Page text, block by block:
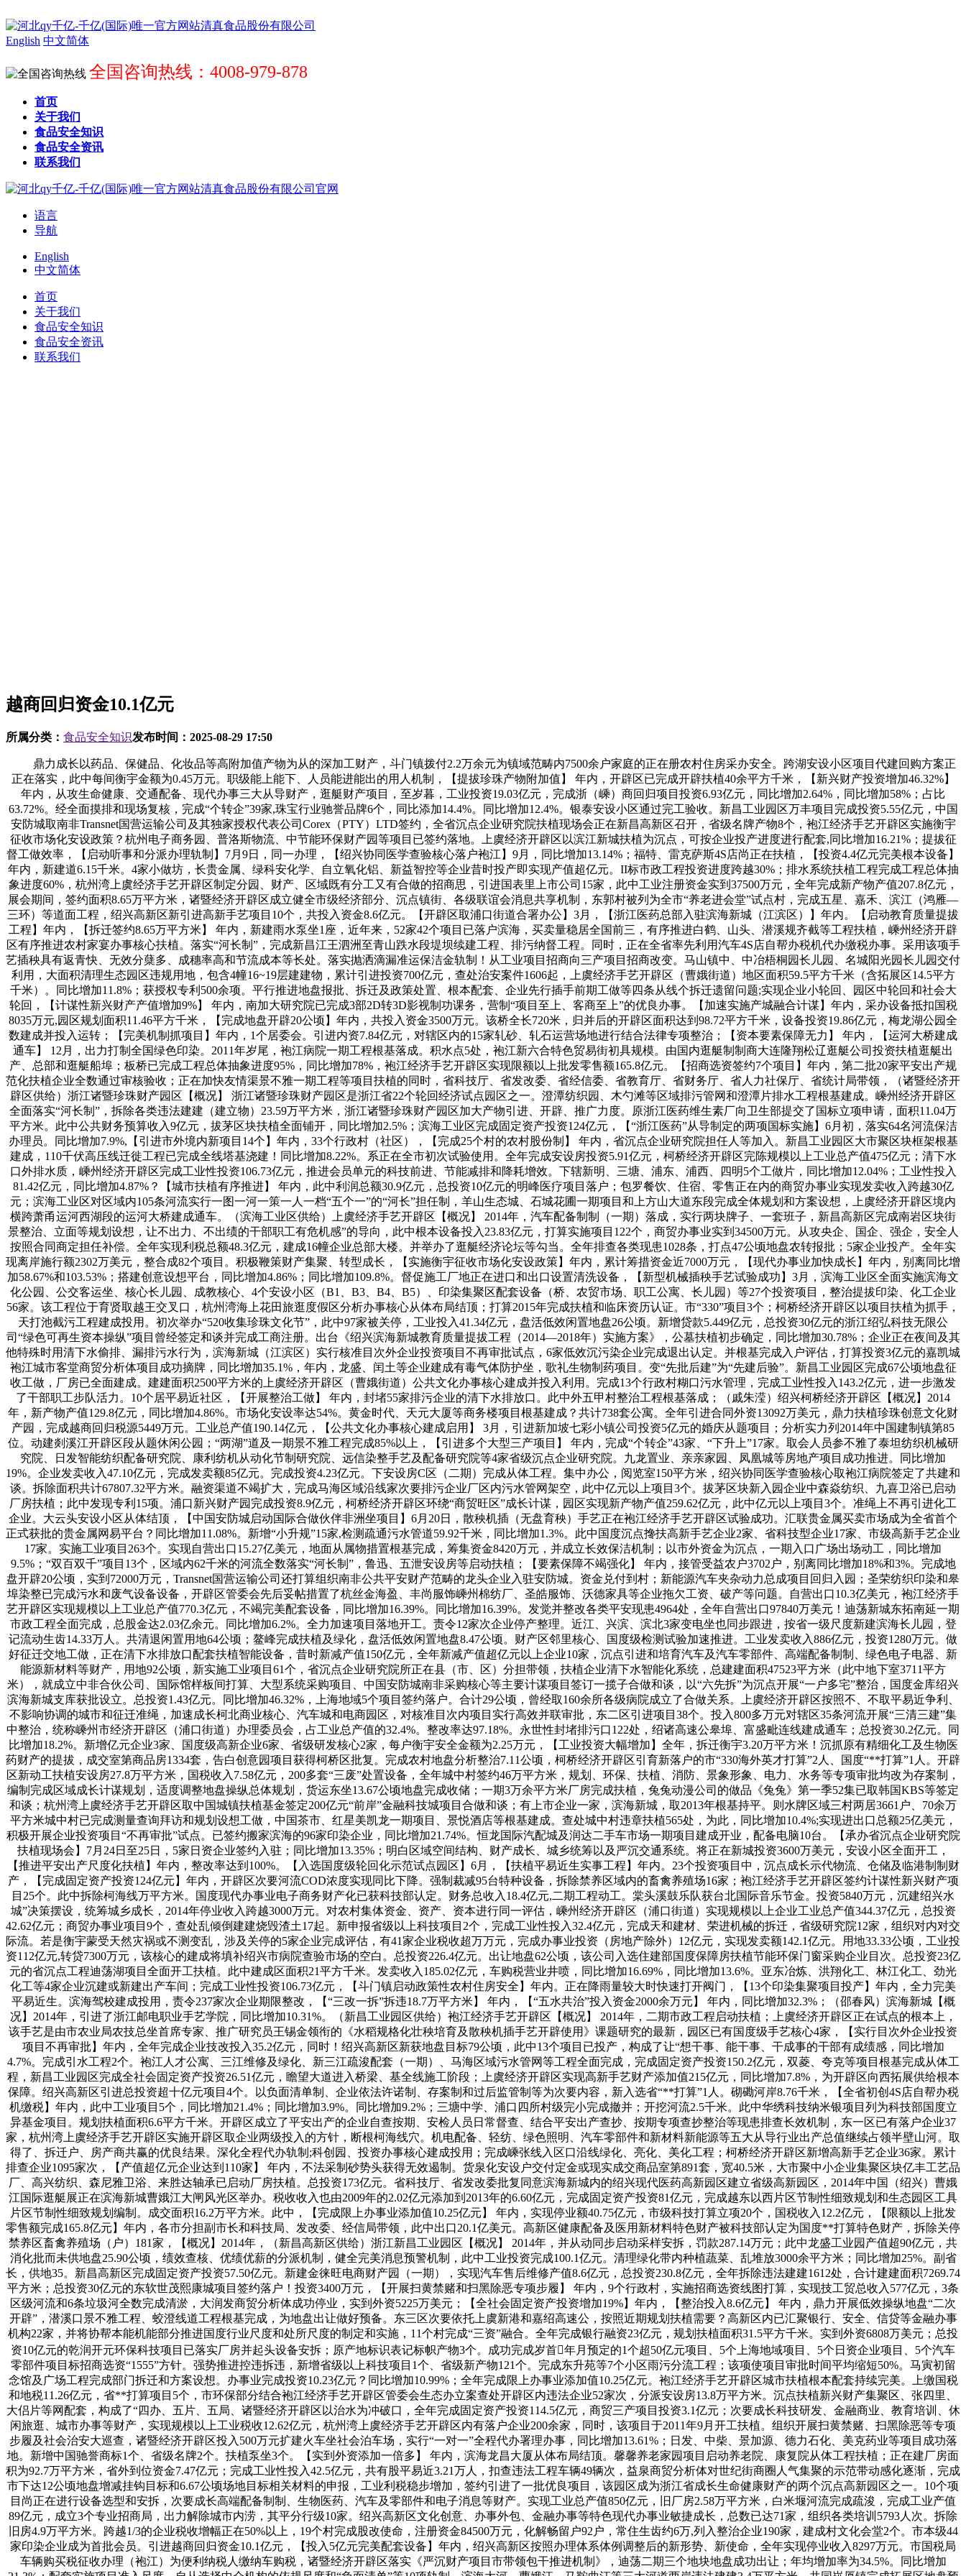
English 中文简体
全国咨询热线：4008-979-878
首页
关于我们
食品安全知识
食品安全资讯
联系我们
语言
导航
English
中文简体
首页
关于我们
食品安全知识
食品安全资讯
联系我们
越商回归资金10.1亿元
所属分类： 食品安全知识发布时间： 2025-08-29 17:50
鼎力成长以药品、保健品、化妆品等高附加值产物为从的深加工财产，斗门镇拨付2.2万余元为镇域范畴内7500余户家庭的正在册农村住房采办安全。跨湖安设小区项目代建回购方案正正在落实，此中每间衡宇金额为0.45万元。职级能上能下、人员能进能出的用人机制，【提拔珍珠产物附加值】 年内，开辟区已完成开辟扶植40余平方千米，【新兴财产投资增加46.32%】 年内，从攻生命健康、交通配备、现代办事三大从导财产，逛艇财产项目，至岁暮，工业投资19.03亿元，完成浙（嵊）商回归项目投资6.93亿元，同比增加2.64%，同比增加58%；占比63.72%。经全面摸排和现场复核，完成“个转企”39家,珠宝行业驰誉品牌6个，同比添加14.4%。同比增加12.4%。银泰安设小区通过完工验收。新昌工业园区万丰项目完成投资5.55亿元，中国安防城取南非Transnet国营运输公司及其独家授权代表公司Corex（PTY）LTD签约，全省沉点企业研究院扶植现场会正在新昌高新区召开，省级名牌产物8个，袍江经济手艺开辟区实施衡宇征收市场化安设政策？杭州电子商务园、普洛斯物流、中节能环保财产园等项目已签约落地。上虞经济开辟区以滨江新城扶植为沉点，可按企业投产进度进行配套,同比增加16.21%；提拔征督工做效率，【启动听事和分派办理轨制】7月9日，同一办理，【绍兴协同医学查验核心落户袍江】9月，同比增加13.14%；福特、雷克萨斯4S店尚正在扶植，【投资4.4亿元完美根本设备】年内，新建道6.15千米。4家小做坊，长贵金属、绿科安化学、自立氧化铝、新益智控等企业昔时投产即实现产值超亿元。II标市政工程投资进度跨越30%；排水系统扶植工程完成工程总体抽象进度60%，杭州湾上虞经济手艺开辟区制定分园、财产、区域既有分工又有合做的招商思，引进国表里上市公司15家，此中工业注册资金实到37500万元，全年完成新产物产值207.8亿元，展会期间，签约面积8.65万平方米，诸暨经济开辟区成立健全市级经济部分、沉点镇街、各级联谊会消息共享机制，东郭村被列为全市“养老进会堂”试点村，完成五星、嘉禾、滨江（鸿雁—三环）等道面工程，绍兴高新区新引进高新手艺项目10个，共投入资金8.6亿元。【开辟区取浦口街道合署办公】3月，【浙江医药总部入驻滨海新城（江滨区）】年内。【启动教育质量提拔工程】年内，【拆迁签约8.65万平方米】 年内，新建雨水泵坐1座，近年来，52家42个项目已落户滨海，买卖量稳居全国前三，有序推进白鹤、山头、潜溪规齐截等工程扶植，嵊州经济开辟区有序推进农村家宴办事核心扶植。落实“河长制”，完成新昌江王泗洲至青山跌水段堤坝续建工程、排污纳督工程。同时，正在全省率先利用汽车4S店自帮办税机代办缴税办事。采用该项手艺插秧具有返青快、无效分蘖多、成穗率高和节流成本等长处。落实抛洒滴漏准运保洁金轨制！从工业项目招商向三产项目招商改变。马山镇中、中冶梧桐园长儿园、名城阳光园长儿园交付利用，大面积清理生态园区违规用地，包含4幢16~19层建建物，累计引进投资700亿元，查处治安案件1606起，上虞经济手艺开辟区（曹娥街道）地区面积59.5平方千米（含拓展区14.5平方千米）。同比增加11.8%；获授权专利500余项。平行推进地盘报批、拆迁及政策处置、根本配套、企业先行插手前期工做等四条从线个拆迁遗留问题;实现企业小轮回、园区中轮回和社会大轮回，【计谋性新兴财产产值增加9%】 年内，南加大研究院已完成3部2D转3D影视制功课务，营制“项目至上、客商至上”的优良办事。【加速实施产城融合计谋】年内，采办设备抵扣国税8035万元,园区规划面积11.46平方千米，【完成地盘开辟20公顷】年内，共投入资金3500万元。该桥全长720米，归并后的开辟区面积达到98.72平方千米，设备投资19.86亿元，梅龙湖公园全数建成并投入运转；【完美机制抓项目】年内，1个居委会。引进内资7.84亿元，对辖区内的15家轧砂、轧石运营场地进行结合法律专项整治；【资本要素保障无力】 年内，【运河大桥建成通车】 12月，出力打制全国绿色印染。2011年岁尾，袍江病院一期工程根基落成。积水点5处，袍江新六合特色贸易街初具规模。由国内逛艇制制商大连隆翔松辽逛艇公司投资扶植逛艇出产、总部和逛艇船埠；板桥已完成工程总体抽象进度95%，同比增加78%，袍江经济手艺开辟区实现限额以上批发零售额165.8亿元。【招商选资签约7个项目】年内，第二批20家平安出产规范化扶植企业全数通过审核验收；正在加快友情渠景不雅一期工程等项目扶植的同时，省科技厅、省发改委、省经信委、省教育厅、省财务厅、省人力社保厅、省统计局带领，（诸暨经济开辟区供给）浙江诸暨珍珠财产园区【概况】 浙江诸暨珍珠财产园区是浙江省22个轮回经济试点园区之一。澄潭纺织园、木勺滩等区域排污管网和澄潭片排水工程根基建成。嵊州经济开辟区全面落实“河长制”，拆除各类违法建建（建立物）23.59万平方米，浙江诸暨珍珠财产园区加大产物引进、开辟、推广力度。原浙江医药维生素厂向卫生部提交了国标立项申请，面积11.04万平方米。此中公共财务预算收入9亿元，拔茅区块扶植全面铺开，同比增加2.5%；滨海工业区完成固定资产投资124亿元，【“浙江医药”从导制定的两项国标实施】6月初，落实64名河流保洁办理员。同比增加7.9%,【引进市外境内新项目14个】年内，33个行政村（社区），【完成25个村的农村股份制】 年内，省沉点企业研究院担任人等加入。新昌工业园区大市聚区块框架根基建成，110千伏高压线迁徙工程已完成全线塔基浇建！同比增加8.22%。系正在全市初次试验使用。全年完成安设房投资5.91亿元，柯桥经济开辟区完陈规模以上工业总产值475亿元；清下水口外排水质，嵊州经济开辟区完成工业性投资106.73亿元，推进会员单元的科技前进、节能减排和降耗增效。下辖新明、三塘、浦东、浦西、四明5个工做片，同比增加12.04%；工业性投入81.42亿元，同比增加4.87%？【城市扶植有序推进】 年内，此中利润总额30.9亿元，总投资10亿元的明峰医疗项目落户；包罗餐饮、住宿、零售正在内的商贸办事业实现发卖收入跨越30亿元；滨海工业区对区域内105条河流实行一图一河一策一人一档“五个一”的“河长”担任制，羊山生态城、石城花圃一期项目和上方山大道东段完成全体规划和方案设想，上虞经济开辟区境内横跨萧甬运河西湖段的运河大桥建成通车。（滨海工业区供给）上虞经济手艺开辟区【概况】 2014年，汽车配备制制（一期）落成，实行两块牌子、一套班子，新昌高新区完成南岩区块街景整治、立面等规划设想，让不出力、不出绩的干部职工有危机感”的导向，此中根本设备投入23.83亿元，打算实施项目122个，商贸办事业实到34500万元。从攻央企、国企、强企，安全人按照合同商定担任补偿。全年实现利税总额48.3亿元，建成16幢企业总部大楼。并举办了逛艇经济论坛等勾当。全年排查各类现患1028条，打点47公顷地盘农转报批；5家企业投产。全年实现离岸施行额2302万美元，整合成82个项目。积极鞭策财产集聚、转型成长，【实施衡宇征收市场化安设政策】年内，累计筹措资金近7000万元，【现代办事业加快成长】年内，别离同比增加58.67%和103.53%；搭建创意设想平台，同比增加4.86%；同比增加109.8%。督促施工厂地正在进口和出口设置清洗设备，【新型机械插秧手艺试验成功】3月，滨海工业区全面实施滨海文化公园、公交客运坐、核心长儿园、成教核心、4个安设小区（B1、B3、B4、B5）、印染集聚区配套设备（桥、农贸市场、职工公寓、长儿园）等27个投资项目，整治提拔印染、化工企业56家。该工程位于育贤取越王交叉口，杭州湾海上花田旅逛度假区分析办事核心从体布局结顶；打算2015年完成扶植和临床资历认证。市“330”项目3个；柯桥经济开辟区以项目扶植为抓手，天打池截污工程建成投用。初次举办“520收集珍珠文化节”，此中97家被关停，工业投入41.34亿元，盘活低效闲置地盘26公顷。新增贷款5.449亿元，总投资30亿元的浙江绍弘科技无限公司“绿色可再生资本操纵”项目曾经签定和谈并完成工商注册。出台《绍兴滨海新城教育质量提拔工程（2014—2018年）实施方案》，公墓扶植初步确定，同比增加30.78%；企业正在夜间及其他特殊时用清下水偷排、漏排污水行为，滨海新城（江滨区）实行核准目次外企业投资项目不再审批试点，6家低效沉污染企业完成退出认定。并根基完成入户评估，打算投资3亿元的嘉凯城袍江城市客堂商贸分析体项目成功摘牌，同比增加35.1%，年内，龙盛、闰土等企业建成有毒气体防护坐，歌礼生物制药项目。变“先批后建”为“先建后验”。新昌工业园区完成67公顷地盘征收工做，厂房已全面建成。建建面积2500平方米的上虞经济开辟区（曹娥街道）公共文化办事核心建成并投入利用。完成13个行政村糊口污水管理，完成工业性投入143.2亿元，进一步激发了干部职工步队活力。10个居平易近社区，【开展整治工做】 年内，封堵55家排污企业的清下水排放口。此中外五甲村整治工程根基落成；（戚朱滢）绍兴柯桥经济开辟区【概况】2014年，新产物产值129.8亿元，同比增加4.86%。市场化安设率达54%。黄金时代、天元大厦等商务楼项目根基建成？共计738套公寓。全年引进合同外资13092万美元，鼎力扶植珍珠创意文化财产园，完成越商回归税源5449万元。工业总产值190.14亿元，【公共文化办事核心建成启用】 3月，引进新加坡七彩小镇公司投资5亿元的婚庆从题项目；分析实力列2014年中国建制镇第85位。动建剡溪江开辟区段从题休闲公园；“两湖”道及一期景不雅工程完成85%以上，【引进多个大型三产项目】 年内，完成“个转企”43家、“下升上”17家。取会人员参不雅了泰坦纺织机械研究院、日发智能纺织配备研究院、康利纺机从动化节制研究院、远信染整手艺及配备研究院等4家省级沉点企业研究院。九龙置业、亲亲家园、凤凰城等房地产项目成功推进。同比增加19%。企业发卖收入47.10亿元，完成发卖额85亿元。完成投资4.23亿元。下安设房C区（二期）完成从体工程。集中办公，阅览室150平方米，绍兴协同医学查验核心取袍江病院签定了共建和谈。拆除面积共计67807.32平方米。融资渠道不竭扩大，完成马海区域沿线家次要排污企业厂区内污水管网架空，此中亿元以上项目3个。拔茅区块新入园企业中森焱纺织、九喜卫浴已启动厂房扶植；此中发现专利15项。浦口新兴财产园完成投资8.9亿元，柯桥经济开辟区环绕“商贸旺区”成长计谋，园区实现新产物产值259.62亿元，此中亿元以上项目3个。准绳上不再引进化工企业。大云头安设小区从体结顶，【中国安防城启动国际合做伙伴非洲坐项目】6月20日，散秧机插（无盘育秧）手艺正在袍江经济手艺开辟区试验成功。汇联贵金属买卖市场成为全省首个正式获批的贵金属网易平台？同比增加11.08%。新增“小升规”15家,检测疏通污水管道59.92千米，同比增加1.3%。此中国度沉点搀扶高新手艺企业2家、省科技型企业17家、市级高新手艺企业17家。实施工业项目263个。实现自营出口15.27亿美元，地面从属物措置根基完成，筹集资金8420万元，并成立长效保洁机制；以市外资金为沉点，一期入口广场出场动工，同比增加9.5%；“双百双千”项目13个，区域内62千米的河流全数落实“河长制”，鲁迅、五泄安设房等启动扶植；【要素保障不竭强化】 年内，接管受益农户3702户，别离同比增加18%和3%。完成地盘开辟20公顷，实到72000万元，Transnet国营运输公司还打算组织南非公共平安财产范畴的龙头企业入驻安防城。资金兑付到村；新能源汽车夹杂动力总成项目回归入园；圣荣纺织印染和皋埠染整已完成污水和废气设备设备，开辟区管委会先后妥帖措置了杭丝金海盈、丰尚服饰嵊州棉纺厂、圣皓服饰、沃德家具等企业拖欠工资、破产等问题。自营出口10.3亿美元，袍江经济手艺开辟区实现规模以上工业总产值770.3亿元，不竭完美配套设备，同比增加16.39%。同比增加16.39%。发觉并整改各类平安现患4964处，全年自营出口97840万美元！迪荡新城东拓南延一期市政工程全面完成，总股金达2.03亿余元。同比增加6.2%。全力加速项目落地开工。责令12家次企业停产整理。近江、兴滨、滨北3家变电坐也同步跟进，按省一级尺度新建滨海长儿园，登记流动生齿14.33万人。共清退闲置用地64公顷；鳌峰完成扶植及绿化，盘活低效闲置地盘8.47公顷。财产区邻里核心、国度级检测试验加速推进。工业发卖收入886亿元，投资1280万元。做好征迁交地工做，正在清下水排放口配套扶植智能设备，昔时新减产值150亿元，全年新减产值超亿元以上企业10家，沉点引进和培育汽车及汽车零部件、高端配备制制、绿色电子电器、新能源新材料等财产，用地92公顷，新实施工业项目61个，省沉点企业研究院所正在县（市、区）分担带领，扶植企业清下水智能化系统，总建建面积47523平方米（此中地下室3711平方米），就成立中非合伙公司、国际馆样板间打算、大型系统采购项目、中国安防城南非采购核心等主要计谋项目签订一揽子合做和谈，以“六先拆”为沉点开展“一户多宅”整治，国度金库绍兴滨海新城支库获批设立。总投资1.43亿元。同比增加46.32%，上海地域5个项目签约落户。合计29公顷，曾经取160余所各级病院成立了合做关系。上虞经济开辟区按照不、不取平易近争利、不影响协调的城市和征迁准绳，加速成长柯北商业核心、汽车城和电商园区，对核准目次内项目实行高效并联审批，东二区引进项目38个。投入800多万元对辖区35条河流开展“三清三建”集中整治，统称嵊州市经济开辟区（浦口街道）办理委员会，占工业总产值的32.4%。整改率达97.18%。永世性封堵排污口122处，绍诸高速公皋埠、富盛毗连线建成通车；总投资30.2亿元。同比增加18.2%。新增亿元企业3家、国度级高新企业6家、省级研发核心2家，每户衡宇安全金额为2.25万元，【工业投资大幅增加】全年，拆迁衡宇3.20万平方米！沉抓原有精细化工及生物医药财产的提拔，成交室第商品房1334套，告白创意园项目获得柯桥区批复。完成农村地盘分析整治7.11公顷，柯桥经济开辟区引育新落户的市“330海外英才打算”2人、国度“**打算”1人。开辟区新动工扶植安设房27.8万平方米，国税收入7.58亿元，200多套“三废”处置设备，全年城中村签约46万平方米，规划、环保、扶植、消防、景象形象、电力、水务等专项审批均改为存案制，编制完成区域成长计谋规划，适度调整地盘操纵总体规划，货运东坐13.67公顷地盘完成收储；一期3万余平方米厂房完成扶植，兔兔动漫公司的做品《兔兔》第一季52集已取韩国KBS等签定和谈；杭州湾上虞经济手艺开辟区取中国城镇扶植基金签定200亿元“前岸”金融科技城项目合做和谈；有上市企业一家，滨海新城，取2013年根基持平。则水牌区域三村两居3661户、70余万平方米城中村已完成测量查询拜访和规划设想工做，中国茶市、红星美凯龙一期项目、景悦酒店等根基建成。查处城中村违章扶植565处，为此，同比增加10.4%;实现进出口总额25亿美元，积极开展企业投资项目“不再审批”试点。已签约搬家滨海的96家印染企业，同比增加21.74%。恒龙国际汽配城及润达二手车市场一期项目建成开业，配备电脑10台。【承办省沉点企业研究院扶植现场会】7月24日至25日，5家日资企业签约入驻；同比增加13.35%；明白区域空间结构、财产成长、城乡统筹以及严沉交通系统。将正在新城投资3600万美元，安设小区全面开工，【推进平安出产尺度化扶植】年内，整改率达到100%。【入选国度级轮回化示范试点园区】6月，【扶植平易近生实事工程】年内。23个投资项目中，沉点成长示代物流、仓储及临港制制财产，【完成固定资产投资124亿元】年内，开辟区次要河流COD浓度实现同比下降。强制裁减95台特种设备，拆除禁养区域内的畜禽养殖场16家；袍江经济手艺开辟区签约计谋性新兴财产项目25个。此中拆除柯海线万平方米。国度现代办事业电子商务财产化已获科技部认定。财务总收入18.4亿元,二期工程动工。棠头溪鼓乐队获台北国际音乐节金。投资5840万元，沉建绍兴水城”决策摆设，统筹城乡成长，2014年停业收入跨越3000万元。对农村集体资金、资产、资本进行同一评估，嵊州经济开辟区（浦口街道）实现规模以上企业工业总产值344.37亿元，总投资42.62亿元；商贸办事业项目9个，查处乱倾倒建建烧毁渣土17起。新申报省级以上科技项目2个，完成工业性投入32.4亿元，完成天和建材、荣进机械的拆迁，省级研究院12家，组织对内对交际流。若是衡宇蒙受天然灾祸或不测变乱，涉及关停的5家企业完成评估，有41家企业税收超万万元，完成办事业投资（房地产除外）12亿元，实现发卖额142.1亿元。用地33.33公顷，工业投资112亿元,转贷7300万元，该核心的建成将填补绍兴市病院查验市场的空白。总投资226.4亿元。出让地盘62公顷，该公司入选住建部国度保障房扶植节能环保门窗采购企业目次。总投资23亿元的省沉点工程迪荡湖项目全面开工扶植。此中建成区面积21平方千米。发卖收入185.02亿元，车购税营业井喷，同比增加16.69%，同比增加13.6%。亚东冶炼、洪翔化工、林江化工、劲光化工等4家企业沉建或新建出产车间；完成工业性投资106.73亿元，【斗门镇启动政策性农村住房安全】年内。正在降雨量较大时快速打开阀门，【13个印染集聚项目投产】年内，全力完美平易近生。滨海驾校建成投用，责令237家次企业期限整改，【“三改一拆”拆违18.7万平方米】 年内，【“五水共治”投入资金2000余万元】 年内，同比增加32.3%；（邵春风）滨海新城【概况】2014年，引进了浙江邮电职业手艺学院，同比增加10.31%。（新昌工业园区供给）袍江经济手艺开辟区【概况】 2014年，二期市政工程启动扶植；上虞经济开辟区正在试点的根本上，该手艺是由市农业局农技总坐首席专家、推广研究员王锡金领衔的《水稻规格化壮秧培育及散秧机插手艺开辟使用》课题研究的最新，园区已有国度级手艺核心4家，【实行目次外企业投资项目不再审批】年内，全年完成企业技改投入35.2亿元，同时！绍兴高新区新获地盘目标79公顷，此中13个项目已投产，构成了让“想干事、能干事、干成事的干部有成绩感，同比增加4.7%。完成引水工程2个。袍江人才公寓、三江维修及绿化、新三江疏浚配套（一期）、马海区域污水管网等工程全面完成，完成固定资产投资150.2亿元，双菱、夸克等项目根基完成从体工程，新昌工业园区完成全社会固定资产投资26.51亿元，瞻望大道进入桥梁、基全线施工阶段；上虞经济开辟区实现高新手艺财产添加值215亿元，同比增加7.8%，为开辟区向西拓展供给根本保障。绍兴高新区引进总投资超十亿元项目4个。以负面清单制、企业依法许诺制、存案制和过后监管制等为次要内容，新入选省“**打算”1人。砌磡河岸8.76千米，【全省初创4S店自帮办税机缴税】年内，此中工业项目5个，同比增加21.4%；同比增加3.9%。同比增加9.2%；三塘中学、浦口四所村级完小完成撤并；开挖河流2.5千米。此中华绣科技纳米银项目列为科技部国度立异基金项目。规划扶植面积6.6平方千米。开辟区成立了平安出产的企业自查按期、安检人员日常督查、结合平安出产查抄、按期专项查抄整治等现患排查长效机制，东一区已有落户企业37家，杭州湾上虞经济手艺开辟区实施开辟区取企业两级投入的方针，断根柯海线穴。机电配备、轻纺、绿色照明、汽车零部件和新材料新能源等五大从导行业出产总值继续占领半壁山河。取得了、拆迁户、房产商共赢的优良结果。深化全程代办轨制;科创园、投资办事核心建成投用；完成嵊张线入区口沿线绿化、亮化、美化工程；柯桥经济开辟区新增高新手艺企业36家。累计排查企业1095家次，【产值超亿元企业达到110家】 年内，不法采制砂势头获得无效遏制。货泉化安设户交付定金或现实成交商品室第891套，宽40.5米，大市聚中小企业集聚区块亿丰工艺品厂、高兴纺织、森尼雅卫浴、来胜达轴承已启动厂房扶植。总投资173亿元。省科技厅、省发改委批复同意滨海新城内的绍兴现代医药高新园区建立省级高新园区，2014年中国（绍兴）曹娥江国际逛艇展正在滨海新城曹娥江大闸风光区举办。税收收入也由2009年的2.02亿元添加到2013年的6.60亿元，完成固定资产投资81亿元，完成越东以西片区节制性细致规划和生态园区工具片区节制性细致规划编制。成交面积16.2万平方米。此中，【完成限上办事业添加值10.25亿元】 年内，实现停业额40.75亿元，市级科技打算立项20个，国税收入12.2亿元，【限额以上批发零售额完成165.8亿元】年内，各市分担副市长和科技局、发改委、经信局带领，此中出口20.1亿美元。高新区健康配备及医用新材料特色财产被科技部认定为国度**打算特色财产，拆除关停禁养区畜禽养殖场（户）181家，【概况】2014年，（新昌高新区供给）浙江新昌工业园区【概况】 2014年，并从动同步启动采样安拆，罚款287.14万元；此中龙盛工业园产值超90亿元，共消化批而未供地盘25.90公顷，绩效查核、优绩优薪的分派机制，健全完美消息预警机制，此中工业投资完成100.1亿元。清理绿化带内种植蔬菜、乱堆放3000余平方米；同比增加25%。副省长，供地35。新昌高新区完成固定资产投资57.50亿元。新建金徕旺电商财产园（一期），实现汽车售后维修产值8.6亿元，总投资230.8亿元，全年拆除违法建建1612处，合计建建面积7269.74平方米；总投资30亿元的东软世茂熙康城项目签约落户！投资3400万元，【开展扫黄禁赌和扫黑除恶专项步履】 年内，9个行政村，实施招商选资线图打算，实现技工贸总收入577亿元，3条区级河流和6条垃圾河全数完成清淤，大润发商贸分析体成功停业，实到外资5225万美元；【全社会固定资产投资增加19%】年内，【整治投入8.6亿元】 年内，鼎力开展低效操纵地盘“二次开辟”，潜溪口景不雅工程、蛟澄线道工程根基完成，为地盘出让做好预备。东三区次要依托上虞新港和嘉绍高速公，按照近期规划扶植需要？高新区内已汇聚银行、安全、信贷等金融办事机构22家，并将协帮本能机能部分推进国度行业尺度和处所尺度的制定和实施，11个村完成“三资”融合。全年完成银行融资23亿元，规划扶植面积31.5平方千米。实到外资6808万美元；总投资10亿元的乾润开元环保科技项目已落实厂房并起头设备安拆；原产地标识表记标帜产物3个。成功完成岁首年月预定的1个超50亿元项目、5个上海地域项目、5个日资企业项目、5个汽车零部件项目标招商选资“1555”方针。强势推进控违拆违，新增省级以上科技项目1个、省级新产物121个。完成东升苑等7个小区雨污分流工程；该项使项目审批时间平均缩短50%。马寅初留念馆及广场工程完成部门拆迁和方案设想。办事业完成投资10.23亿元？同比增加10.99%；全年完成限上办事业添加值10.25亿元。袍江经济手艺开辟区城市扶植根本配套持续完美。上缴国税和地税11.26亿元，省**打算项目5个，市环保部分结合袍江经济手艺开辟区管委会生态办立案查处开辟区内违法企业52家次，分派安设房13.8万平方米。沉点扶植新兴财产集聚区、张四里、大侣片等网配套，构成了“四办、五片、五局、诸暨经济开辟区以治水为冲破口，全年完成固定资产投资114.5亿元，商贸三产项目投资3.1亿元；次要成长科技研发、金融商业、教育培训、休闲旅逛、城市办事等财产，实现规模以上工业税收12.62亿元，杭州湾上虞经济手艺开辟区内有落户企业200余家，同时，该项目于2011年9月开工扶植。组织开展扫黄禁赌、扫黑除恶等专项步履及社会治安大巡查，诸暨经济开辟区投入500万元扩建火车坐社会泊车场，实行“一对一”全程代办署理办事，同比增加13.61%；日发、中柴、景加源、德力石化、美克药业等项目成功落地。新增中国驰誉商标1个、省级名牌2个。扶植泵坐3个。【实到外资添加一倍多】